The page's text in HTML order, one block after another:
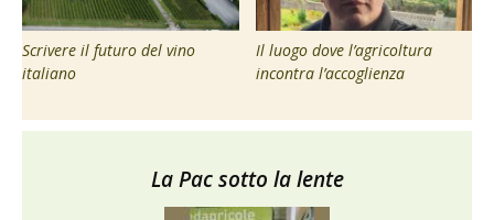
Scrivere il futuro del vino
italiano
Il luogo dove l’agricoltura
incontra l’accoglienza
La Pac sotto la lente